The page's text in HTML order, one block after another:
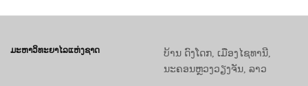
ມະຫາວິທະຍາໄລແຫ່ງຊາດ
ບ້ານ ດົງໂດກ, ເມືອງໄຊທານີ,
ນະຄອນຫຼວງວຽງຈັນ, ລາວ